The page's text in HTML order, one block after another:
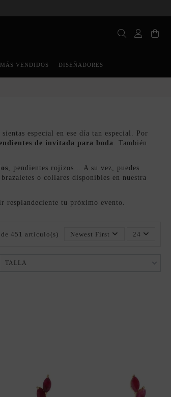
MÁS VENDIDOS DISEÑADORES
especial en ese día tan especial. Por
de invitada para boda
. También
, pendientes rojizos… A su vez, puedes
brazaletes o collares disponibles en nuestra
resplandeciente tu próximo evento.
451 artículo(s) Newest First 24
TALLA